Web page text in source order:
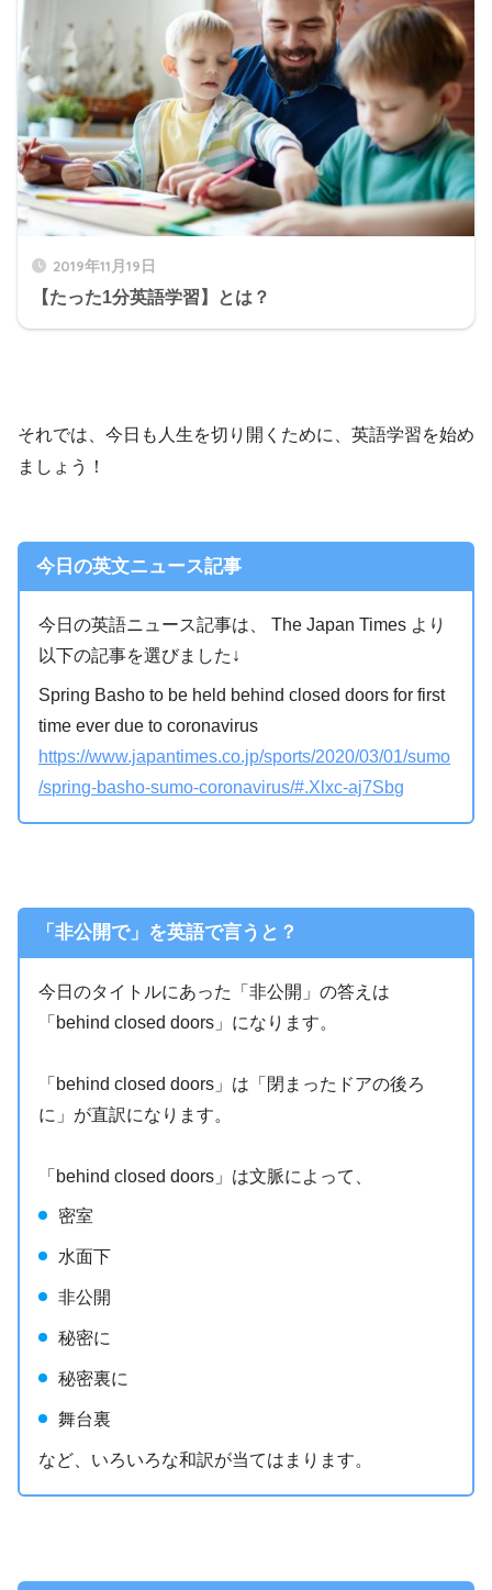
2019年11月19日
【たった1分英語学習】とは？
それでは、今日も人生を切り開くために、英語学習を始め
ましょう！
今日の英文ニュース記事
今日の英語ニュース記事は、 The Japan Times より
以下の記事を選びました↓
Spring Basho to be held behind closed doors for first
time ever due to coronavirus
https://www.japantimes.co.jp/sports/2020/03/01/sumo
/spring-basho-sumo-coronavirus/#.Xlxc-aj7Sbg
「非公開で」を英語で言うと？
今日のタイトルにあった「非公開」の答えは
「behind closed doors」になります。
「behind closed doors」は「閉まったドアの後ろ
に」が直訳になります。
「behind closed doors」は文脈によって、
密室
水面下
非公開
秘密に
秘密裏に
舞台裏
など、いろいろな和訳が当てはまります。